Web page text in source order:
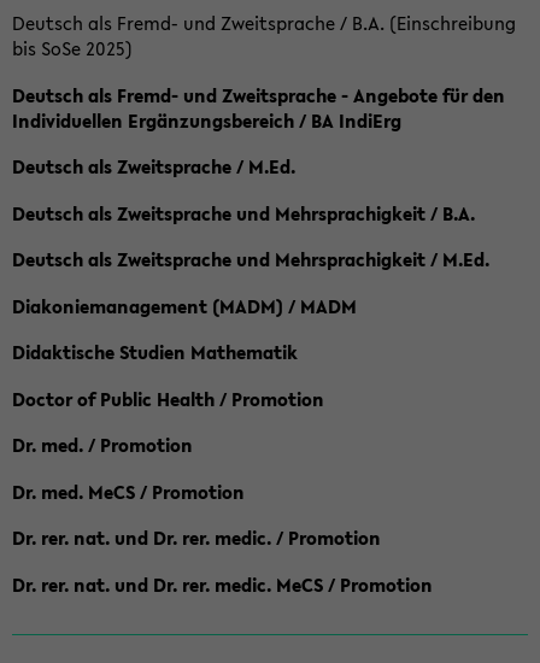
Deutsch als Fremd- und Zweitsprache / B.A. (Einschreibung
bis SoSe 2025)
Deutsch als Fremd- und Zweitsprache - Angebote für den
Individuellen Ergänzungsbereich / BA IndiErg
Deutsch als Zweitsprache / M.Ed.
Deutsch als Zweitsprache und Mehrsprachigkeit / B.A.
Deutsch als Zweitsprache und Mehrsprachigkeit / M.Ed.
Diakoniemanagement (MADM) / MADM
Didaktische Studien Mathematik
Doctor of Public Health / Promotion
Dr. med. / Promotion
Dr. med. MeCS / Promotion
Dr. rer. nat. und Dr. rer. medic. / Promotion
Dr. rer. nat. und Dr. rer. medic. MeCS / Promotion